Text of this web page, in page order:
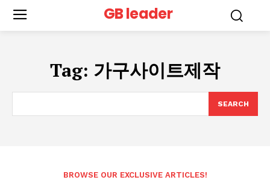
GB leader
Tag: 가구사이트제작
SEARCH
BROWSE OUR EXCLUSIVE ARTICLES!